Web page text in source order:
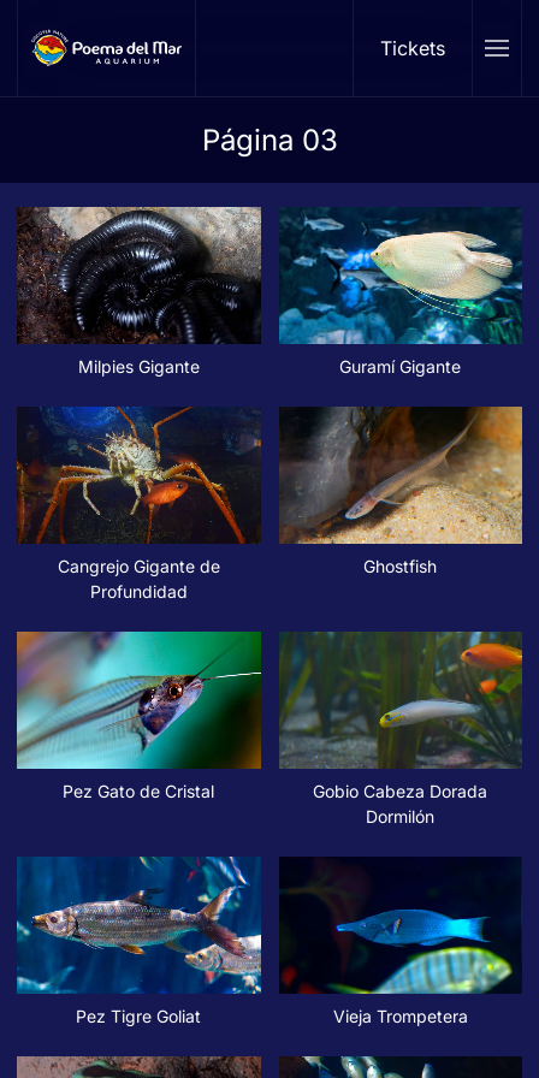
Skip to main content Tickets
Página 03
Milpies Gigante Guramí Gigante
Cangrejo Gigante de
Profundidad
Ghostfish
Pez Gato de Cristal
Gobio Cabeza Dorada
Dormilón
Pez Tigre Goliat Vieja Trompetera